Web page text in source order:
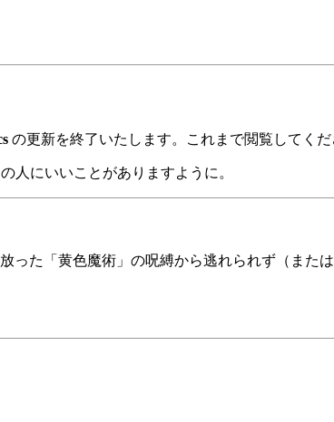
の更新を終了いたします。これまで閲覧してく
人にいいことがありますように。
った「黄色魔術」の呪縛から逃れられず（また